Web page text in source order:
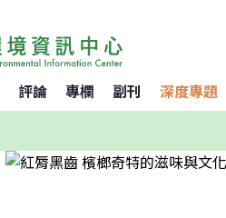
評論 專欄 副刊 深度專題